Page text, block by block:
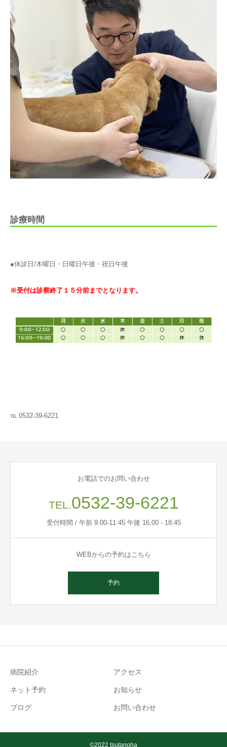
診療時間
●休診日/木曜日・日曜日午後・祝日午後
※受付は診察終了１５分前までとなります。
℡ 0532-39-6221
お電話でのお問い合わせ
TEL.0532-39-6221
受付時間 / 午前 9:00-11:45 午後 16:00 - 18:45
WEBからの予約はこちら
予約
病院紹介 アクセス
ネット予約 お知らせ
ブログ お問い合わせ
©2022 tsutanoha